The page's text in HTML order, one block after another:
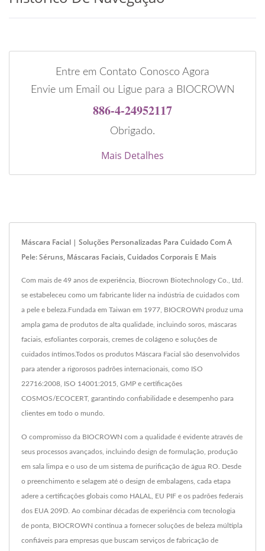
Entre em Contato Conosco Agora
Envie um Email ou Ligue para a BIOCROWN
886-4-24952117
Obrigado.
Mais Detalhes
Máscara Facial | Soluções Personalizadas Para Cuidado Com A
Pele: Séruns, Máscaras Faciais, Cuidados Corporais E Mais
Com mais de 49 anos de experiência, Biocrown Biotechnology Co., Ltd.
se estabeleceu como um fabricante líder na indústria de cuidados com
a pele e beleza.Fundada em Taiwan em 1977, BIOCROWN produz uma
ampla gama de produtos de alta qualidade, incluindo soros, máscaras
faciais, esfoliantes corporais, cremes de colágeno e soluções de
cuidados íntimos.Todos os produtos Máscara Facial são desenvolvidos
para atender a rigorosos padrões internacionais, como ISO
22716:2008, ISO 14001:2015, GMP e certificações
COSMOS/ECOCERT, garantindo confiabilidade e desempenho para
clientes em todo o mundo.
O compromisso da BIOCROWN com a qualidade é evidente através de
seus processos avançados, incluindo design de formulação, produção
em sala limpa e o uso de um sistema de purificação de água RO. Desde
o preenchimento e selagem até o design de embalagens, cada etapa
adere a certificações globais como HALAL, EU PIF e os padrões federais
dos EUA 209D. Ao combinar décadas de experiência com tecnologia
de ponta, BIOCROWN continua a fornecer soluções de beleza múltipla
confiáveis para empresas que buscam serviços de fabricação de